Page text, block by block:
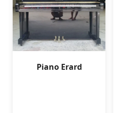
Piano Erard